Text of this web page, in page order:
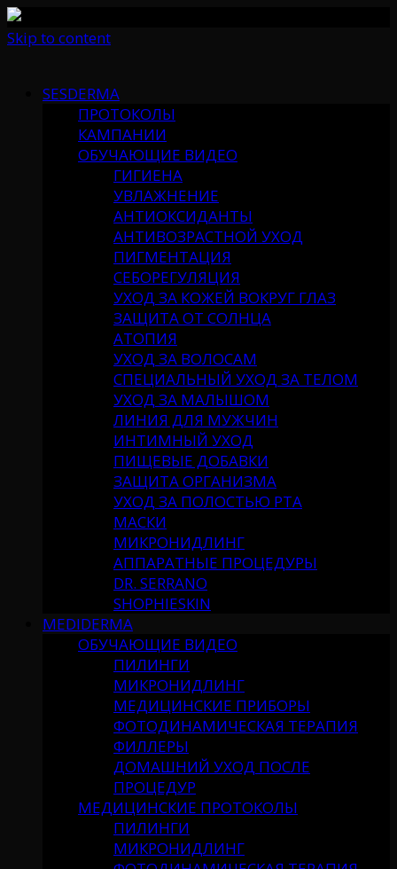
Skip to content
SESDERMA
ПРОТОКОЛЫ
КАМПАНИИ
ОБУЧАЮЩИЕ ВИДЕО
ГИГИЕНА
УВЛАЖНЕНИЕ
АНТИОКСИДАНТЫ
АНТИВОЗРАСТНОЙ УХОД
ПИГМЕНТАЦИЯ
СЕБОРЕГУЛЯЦИЯ
УХОД ЗА КОЖЕЙ ВОКРУГ ГЛАЗ
ЗАЩИТА ОТ СОЛНЦА
АТОПИЯ
УХОД ЗА ВОЛОСАМ
СПЕЦИАЛЬНЫЙ УХОД ЗА ТЕЛОМ
УХОД ЗА МАЛЫШОМ
ЛИНИЯ ДЛЯ МУЖЧИН
ИНТИМНЫЙ УХОД
ПИЩЕВЫЕ ДОБАВКИ
ЗАЩИТА ОРГАНИЗМА
УХОД ЗА ПОЛОСТЬЮ РТА
МАСКИ
МИКРОНИДЛИНГ
АППАРАТНЫЕ ПРОЦЕДУРЫ
DR. SERRANO
SHOPHIESKIN
MEDIDERMA
ОБУЧАЮЩИЕ ВИДЕО
ПИЛИНГИ
МИКРОНИДЛИНГ
МЕДИЦИНСКИЕ ПРИБОРЫ
ФОТОДИНАМИЧЕСКАЯ ТЕРАПИЯ
ФИЛЛЕРЫ
ДОМАШНИЙ УХОД ПОСЛЕ
ПРОЦЕДУР
МЕДИЦИНСКИЕ ПРОТОКОЛЫ
ПИЛИНГИ
МИКРОНИДЛИНГ